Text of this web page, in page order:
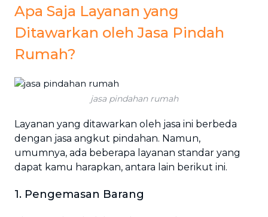
Apa Saja Layanan yang
Ditawarkan oleh Jasa Pindah
Rumah?
jasa pindahan rumah
Layanan yang ditawarkan oleh jasa ini berbeda
dengan jasa angkut pindahan. Namun,
umumnya, ada beberapa layanan standar yang
dapat kamu harapkan, antara lain berikut ini.
1. Pengemasan Barang